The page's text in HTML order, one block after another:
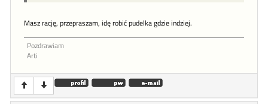
Masz rację, przepraszam, idę robić pudelka gdzie indziej.
Pozdrawiam
Arti